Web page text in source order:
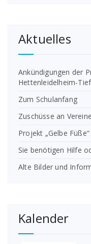
Aktuelles
Ankündigungen der
Hettenleidelheim-
Zum Schulanfang
Zuschüsse an
Projekt „Gelbe
Sie benötigen Hilfe
Alte Bilder und
Kalender